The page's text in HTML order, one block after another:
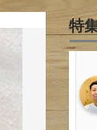
特